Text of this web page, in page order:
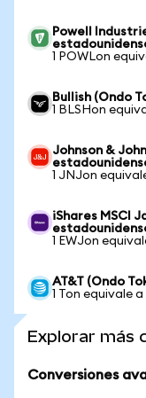
Powell
1 POWLon
Bullish (Ondo
1 BLSHon
Johnson &
1 JNJon
iShares MSCI
1 EWJon
AT&T (Ondo
1 Ton equivale a
Explorar más
Conversiones